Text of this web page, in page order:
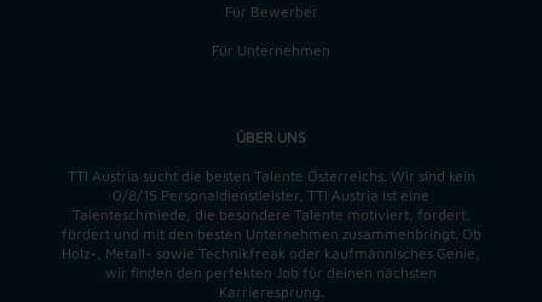
Für Bewerber
Für Unternehmen
ÜBER UNS
TTI Austria sucht die besten Talente Österreichs. Wir sind kein
0/8/15 Personaldienstleister, TTI Austria ist eine
Talenteschmiede, die besondere Talente motiviert, fordert,
fördert und mit den besten Unternehmen zusammenbringt. Ob
Holz-, Metall- sowie Technikfreak oder kaufmännisches Genie,
wir finden den perfekten Job für deinen nächsten
Karrieresprung.